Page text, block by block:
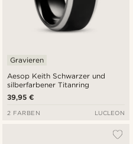
Aesop Keith Schwarzer und
silberfarbener Titanring
Gravieren
39,95 €
2 FARBEN LUCLEON